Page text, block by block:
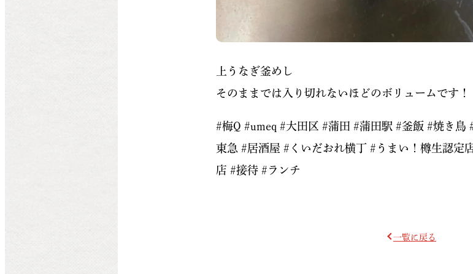
上うなぎ釜めし
そのままでは入り切れないほどのボリュームです！
#梅Q #umeq #大田区 #蒲田 #蒲田駅 #釜飯 #焼き鳥
東急 #居酒屋 #くいだおれ横丁 #うまい！樽生認定
店 #接待 #ランチ
一覧に戻る